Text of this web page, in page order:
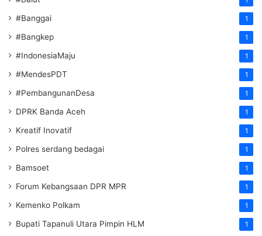
#Banggai 1
#Bangkep 1
#IndonesiaMaju 1
#MendesPDT 1
#PembangunanDesa 1
DPRK Banda Aceh 1
Kreatif Inovatif 1
Polres serdang bedagai 1
Bamsoet 1
Forum Kebangsaan DPR MPR 1
Kemenko Polkam 1
‎Bupati Tapanuli Utara Pimpin HLM 1